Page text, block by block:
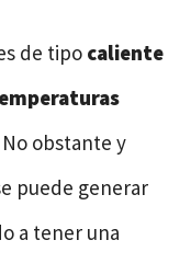
de tipo caliente
obstante y
puede generar
a tener una